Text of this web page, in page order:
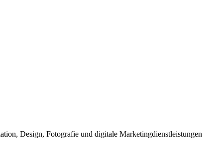
Design, Fotografie und digitale Marketingdienstleistungen